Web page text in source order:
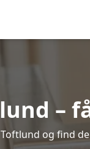
–
og find